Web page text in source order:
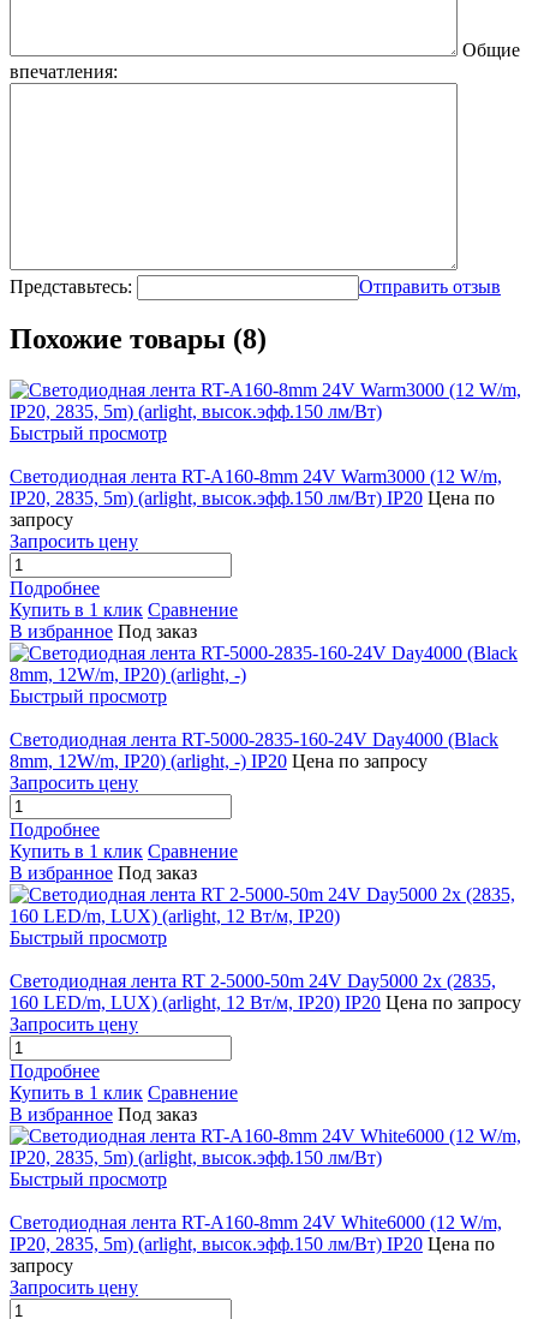
Общие
впечатления:
Представьтесь: Отправить отзыв
Похожие товары (8)
Быстрый просмотр
Светодиодная лента RT-A160-8mm 24V Warm3000 (12 W/m,
IP20, 2835, 5m) (arlight, высок.эфф.150 лм/Вт) IP20 Цена по
запросу
Запросить цену
Подробнее
Купить в 1 клик Сравнение
В избранное Под заказ
Быстрый просмотр
Светодиодная лента RT-5000-2835-160-24V Day4000 (Black
8mm, 12W/m, IP20) (arlight, -) IP20 Цена по запросу
Запросить цену
Подробнее
Купить в 1 клик Сравнение
В избранное Под заказ
Быстрый просмотр
Светодиодная лента RT 2-5000-50m 24V Day5000 2x (2835,
160 LED/m, LUX) (arlight, 12 Вт/м, IP20) IP20 Цена по запросу
Запросить цену
Подробнее
Купить в 1 клик Сравнение
В избранное Под заказ
Быстрый просмотр
Светодиодная лента RT-A160-8mm 24V White6000 (12 W/m,
IP20, 2835, 5m) (arlight, высок.эфф.150 лм/Вт) IP20 Цена по
запросу
Запросить цену